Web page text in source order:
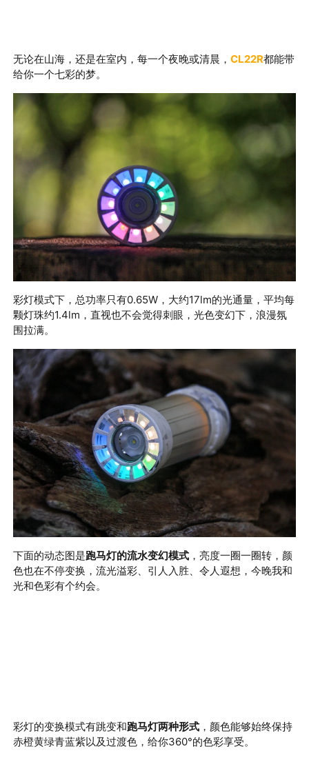
无论在山海，还是在室内，每一个夜晚或清晨，CL22R都能带
给你一个七彩的梦。
彩灯模式下，总功率只有0.65W，大约17lm的光通量，平均每
颗灯珠约1.4lm ，直视也不会觉得刺眼，光色变幻下，浪漫氛
围拉满。
下面的动态图是跑马灯的流水变幻模式 ，亮度一圈一圈转，颜
色也在不停变换，流光溢彩、引人入胜、令人遐想，今晚我和
光和色彩有个约会。
彩灯的变换模式有跳变和跑马灯两种形式 ，颜色能够始终保持
赤橙黄绿青蓝紫以及过渡色，给你360°的色彩享受。